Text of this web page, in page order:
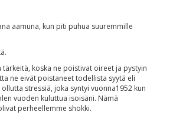
aamuna, kun piti puhua suuremmille
tärkeitä, koska ne poistivat oireet ja pystyin
ne eivät poistaneet todellista syytä eli
stressiä, joka syntyi vuonna1952 kun
vuoden kuluttua isoisäni. Nämä
perheellemme shokki.